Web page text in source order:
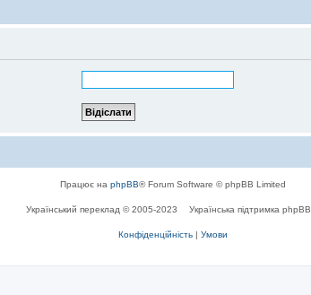
Працює на phpBB® Forum Software © phpBB Limited
Український переклад © 2005-2023 Українська підтримка phpBB
Конфіденційність | Умови